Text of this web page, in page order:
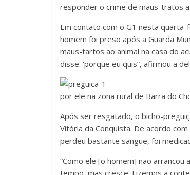
responder o crime de maus-tratos
Em contato com o G1 nesta
homem foi preso após a Guarda
maus-tartos ao animal na casa do
disse: ‘porque eu quis”, afirmou a
por ele na zona rural de Barra do
Após ser resgatado, o bicho-
Vitória da Conquista. De acordo
perdeu bastante sangue, foi
“Como ele [o homem] não arrancou
tempo, mas cresce. Fizemos a